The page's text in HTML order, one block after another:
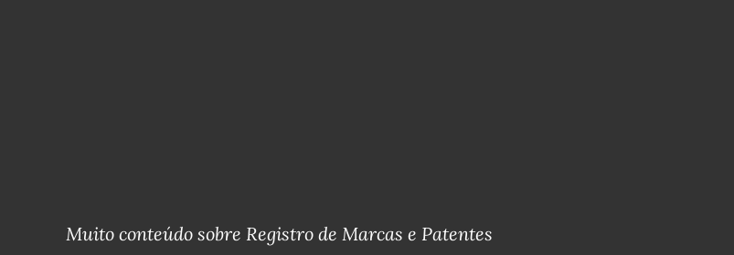
Muito conteúdo sobre Registro de Marcas e Patentes